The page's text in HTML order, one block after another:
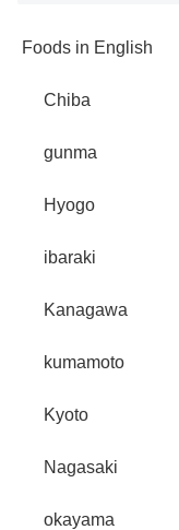
Foods in English
Chiba
gunma
Hyogo
ibaraki
Kanagawa
kumamoto
Kyoto
Nagasaki
okayama